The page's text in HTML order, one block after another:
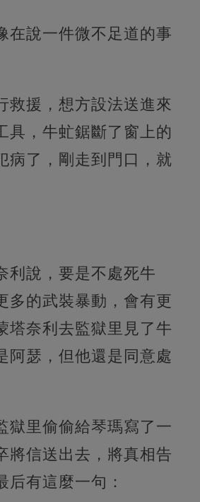
在說一件微不足道的事
救援，想方設法送進來
具，牛虻鋸斷了窗上的
病了，剛走到門口，就
利說，要是不處死牛
多的武裝暴動，會有更
塔奈利去監獄里見了牛
阿瑟，但他還是同意處
獄里偷偷給琴瑪寫了一
將信送出去，將真相告
后有這麼一句：